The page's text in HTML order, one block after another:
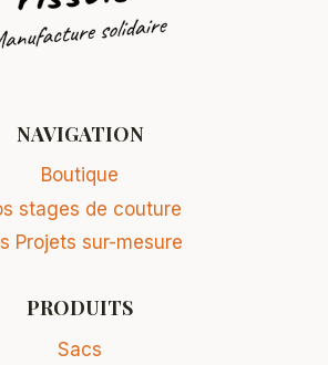
NAVIGATION
Boutique
stages de couture
Projets sur-mesure
PRODUITS
Sacs